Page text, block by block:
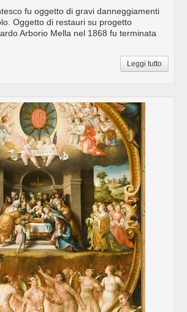
fu oggetto di gravi danneggiamenti
Oggetto di restauri su progetto
Arborio Mella nel 1868 fu terminata
Leggi tutto